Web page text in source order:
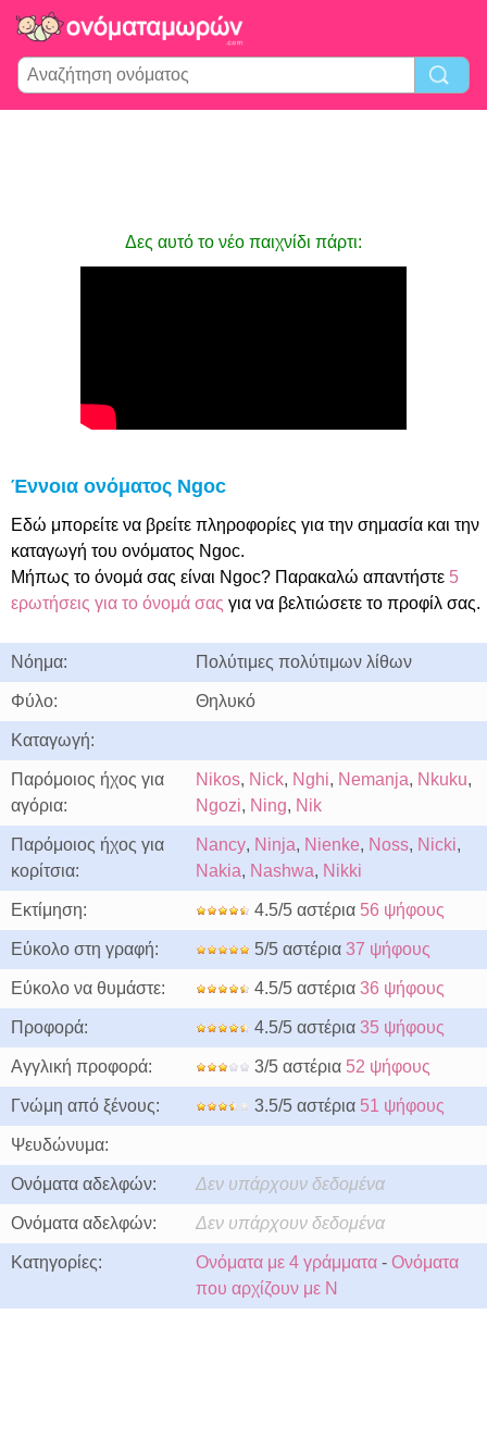
Δες αυτό το νέο παιχνίδι πάρτι:
Έννοια ονόματος Ngoc
Εδώ μπορείτε να βρείτε πληροφορίες για την σημασία και την
καταγωγή του ονόματος Ngoc.
Μήπως το όνομά σας είναι Ngoc? Παρακαλώ απαντήστε 5
ερωτήσεις για το όνομά σας για να βελτιώσετε το προφίλ σας.
Νόημα: Πολύτιμες πολύτιμων λίθων
Φύλο: Θηλυκό
Καταγωγή:
Παρόμοιος ήχος για
αγόρια:
Nikos, Nick, Nghi, Nemanja, Nkuku,
Ngozi, Ning, Nik
Παρόμοιος ήχος για
κορίτσια:
Nancy, Ninja, Nienke, Noss, Nicki,
Nakia, Nashwa, Nikki
Εκτίμηση: 4.5/5 αστέρια 56 ψήφους
Εύκολο στη γραφή: 5/5 αστέρια 37 ψήφους
Εύκολο να θυμάστε: 4.5/5 αστέρια 36 ψήφους
Προφορά: 4.5/5 αστέρια 35 ψήφους
Αγγλική προφορά: 3/5 αστέρια 52 ψήφους
Γνώμη από ξένους: 3.5/5 αστέρια 51 ψήφους
Ψευδώνυμα:
Ονόματα αδελφών: Δεν υπάρχουν δεδομένα
Ονόματα αδελφών: Δεν υπάρχουν δεδομένα
Κατηγορίες: Ονόματα με 4 γράμματα - Ονόματα
που αρχίζουν με N